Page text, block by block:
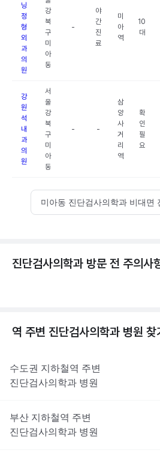
닝
정
형
외
과
의
원
강
북
구
미
아
동
-
야
간
진
료
미
아
역
10
대
강
원
석
내
과
의
원
서
울
강
북
구
미
아
동
- -
삼
양
사
거
리
역
확
인
필
요
미아동 진단검사의학과 비대면
진단검사의학과 방문 전 주의사
역 주변 진단검사의학과 병원 찾
수도권 지하철역 주변
진단검사의학과 병원
부산 지하철역 주변
진단검사의학과 병원